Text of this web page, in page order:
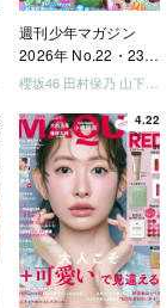
週刊少年マガジン
2026年 No.22・23
合併号
4.22